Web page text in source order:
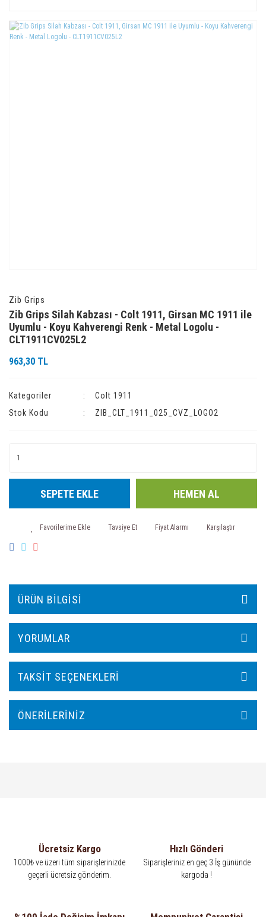
Zib Grips
Zib Grips Silah Kabzası - Colt 1911, Girsan MC 1911 ile
Uyumlu - Koyu Kahverengi Renk - Metal Logolu -
CLT1911CV025L2
963,30 TL
Kategoriler
Colt 1911
Stok Kodu
ZIB_CLT_1911_025_CVZ_LOGO2
SEPETE EKLE HEMEN AL
Tavsiye Et Fiyat Alarmı Karşılaştır
ÜRÜN BILGISI
YORUMLAR
TAKSIT SEÇENEKLERI
ÖNERILERINIZ
Ücretsiz Kargo
1000₺ ve üzeri tüm siparişlerinizde
geçerli ücretsiz gönderim.
Hızlı Gönderi
Siparişleriniz en geç 3 İş gününde
kargoda !